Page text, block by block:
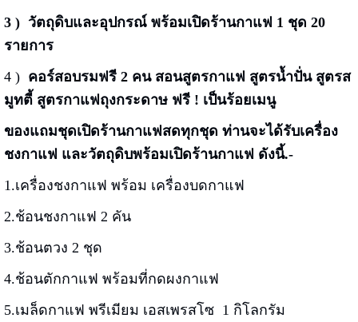
3 ) วัตถุดิบและอุปกรณ์ พร้อมเปิดร้านกาแฟ 1 ชุด 20
รายการ
4 ) คอร์สอบรมฟรี 2 คน สอนสูตรกาแฟ สูตรน้ำปั่น สูตรส
มูทตี้ สูตรกาแฟถุงกระดาษ ฟรี ! เป็นร้อยเมนู
ของแถมชุดเปิดร้านกาแฟสดทุกชุด ท่านจะได้รับเครื่อง
ชงกาแฟ และวัตถุดิบพร้อมเปิดร้านกาแฟ ดังนี้.-
1.เครื่องชงกาแฟ พร้อม เครื่องบดกาแฟ
2.ช้อนชงกาแฟ 2 คัน
3.ช้อนตวง 2 ชุด
4.ช้อนตักกาแฟ พร้อมที่กดผงกาแฟ
5.เมล็ดกาแฟ พรีเมียม เอสเพรสโซ 1 กิโลกรัม